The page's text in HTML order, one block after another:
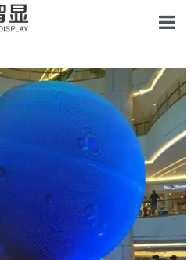
LED显示屏
广告触摸屏
会议一体机